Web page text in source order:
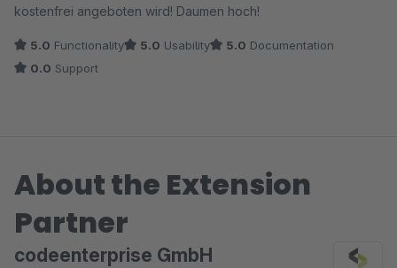
kostenfrei angeboten wird! Daumen hoch!
5.0 Functionality 5.0 Usability 5.0 Documentation
0.0 Support
About the Extension
Partner
codeenterprise GmbH